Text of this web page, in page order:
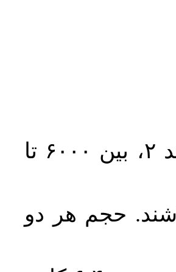
حجم کل مقاله با احتساب تمام بخش‌های مذکور در بند ۲، بین ۶۰۰۰ تا
حجم هر دو